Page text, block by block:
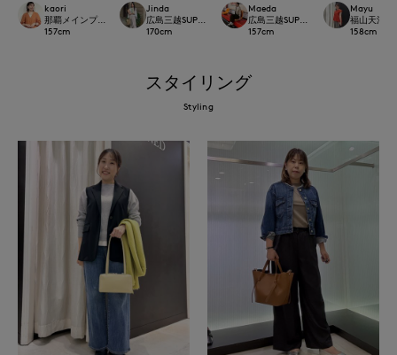
kaori
那覇メインプレイスI.T.'S.international
157cm
Jinda
広島三越SUPERIORCLOSET
170cm
Maeda
広島三越SUPERIORCLOSET
157cm
Mayu
福山天満
158cm
スタイリング
Styling